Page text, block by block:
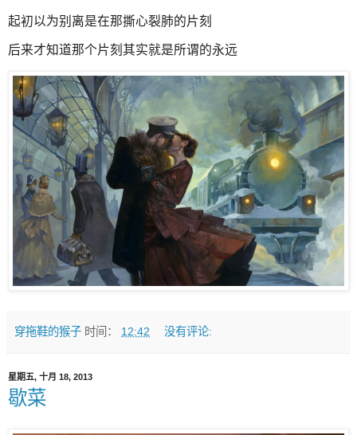
起初以为别离是在那撕心裂肺的片刻
后来才知道那个片刻其实就是所谓的永远
穿拖鞋的猴子 时间： 12:42 没有评论:
星期五, 十月 18, 2013
歇菜